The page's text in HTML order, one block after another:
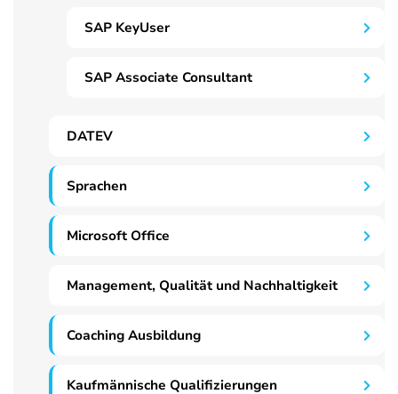
SAP KeyUser
SAP Associate Consultant
DATEV
Sprachen
Microsoft Office
Management, Qualität und Nachhaltigkeit
Coaching Ausbildung
Kaufmännische Qualifizierungen